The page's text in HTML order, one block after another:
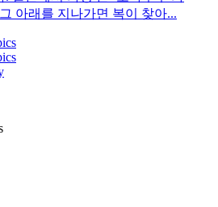
아래를 지나가면 복이 찾아...